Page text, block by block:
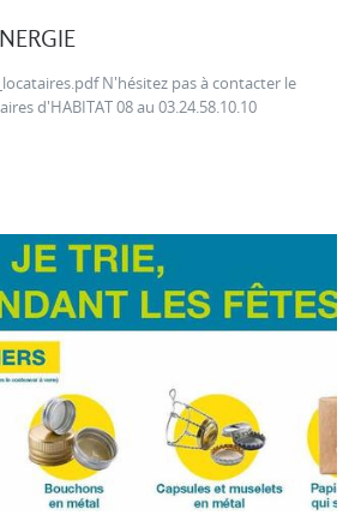
N'hésitez pas à contacter le
d'HABITAT 08 au 03.24.58.10.10